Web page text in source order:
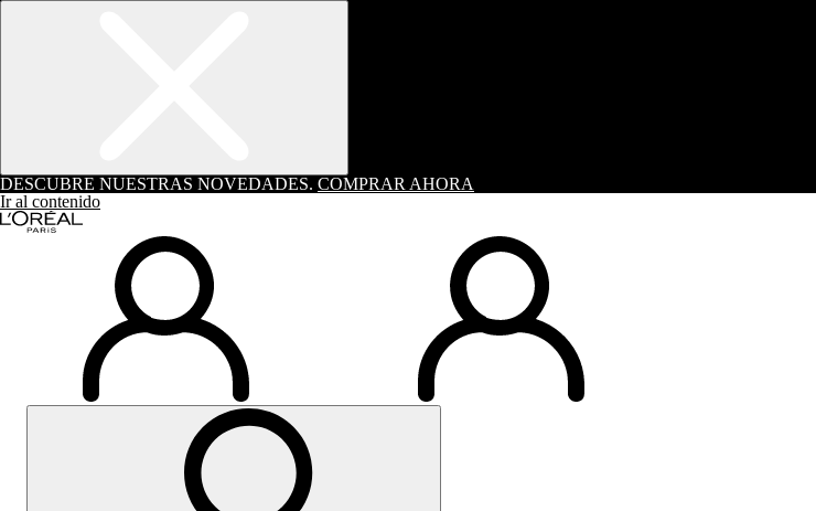
DESCUBRE NUESTRAS NOVEDADES. COMPRAR AHORA
Ir al contenido